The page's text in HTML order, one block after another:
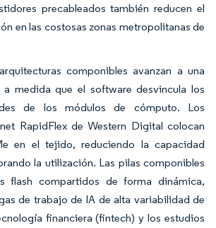
precableados también reducen el
en las costosas zonas metropolitanas de
componibles avanzan a una
a medida que el software desvincula los
de los módulos de cómputo. Los
RapidFlex de Western Digital colocan
en el tejido, reduciendo la capacidad
la utilización. Las pilas componibles
flash compartidos de forma dinámica,
de trabajo de IA de alta variabilidad de
financiera (fintech) y los estudios